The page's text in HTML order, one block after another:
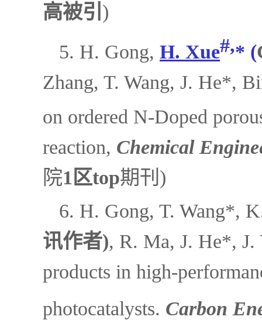
高被引 )
5. H. Gong, H. Xue#,* (
Zhang, T. Wang, J. He*,
on ordered N-Doped
reaction, Chemical
院1区top期刊)
6. H. Gong, T. Wang*,
讯作者), R. Ma, J. He*, J.
products in high-
photocatalysts. Carbon